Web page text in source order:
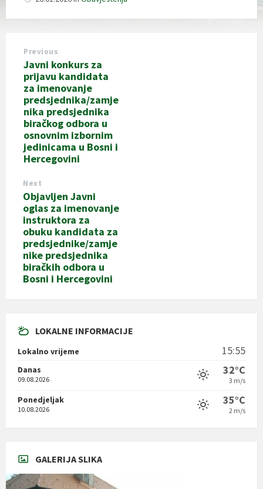
Previous
Javni konkurs za
prijavu kandidata
za imenovanje
predsjednika/zamje
nika predsjednika
biračkog odbora u
osnovnim izbornim
jedinicama u Bosni i
Hercegovini
Next
Objavljen Javni
oglas za imenovanje
instruktora za
obuku kandidata za
predsjednike/zamje
nike predsjednika
biračkih odbora u
Bosni i Hercegovini
LOKALNE INFORMACIJE
Lokalno vrijeme 15:55
Danas
09.08.2026
32°C
3 m/s
Ponedjeljak
10.08.2026
35°C
2 m/s
GALERIJA SLIKA